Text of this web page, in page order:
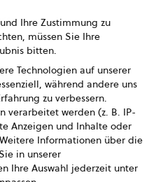
GmbH
Ihre Zustimmung zu
müssen Sie Ihre
bitten.
Technologien auf unserer
während andere uns
zu verbessern.
verarbeitet werden (z. B. IP-
Anzeigen und Inhalte oder
Weitere Informationen über die
in unserer
Ihre Auswahl jederzeit unter